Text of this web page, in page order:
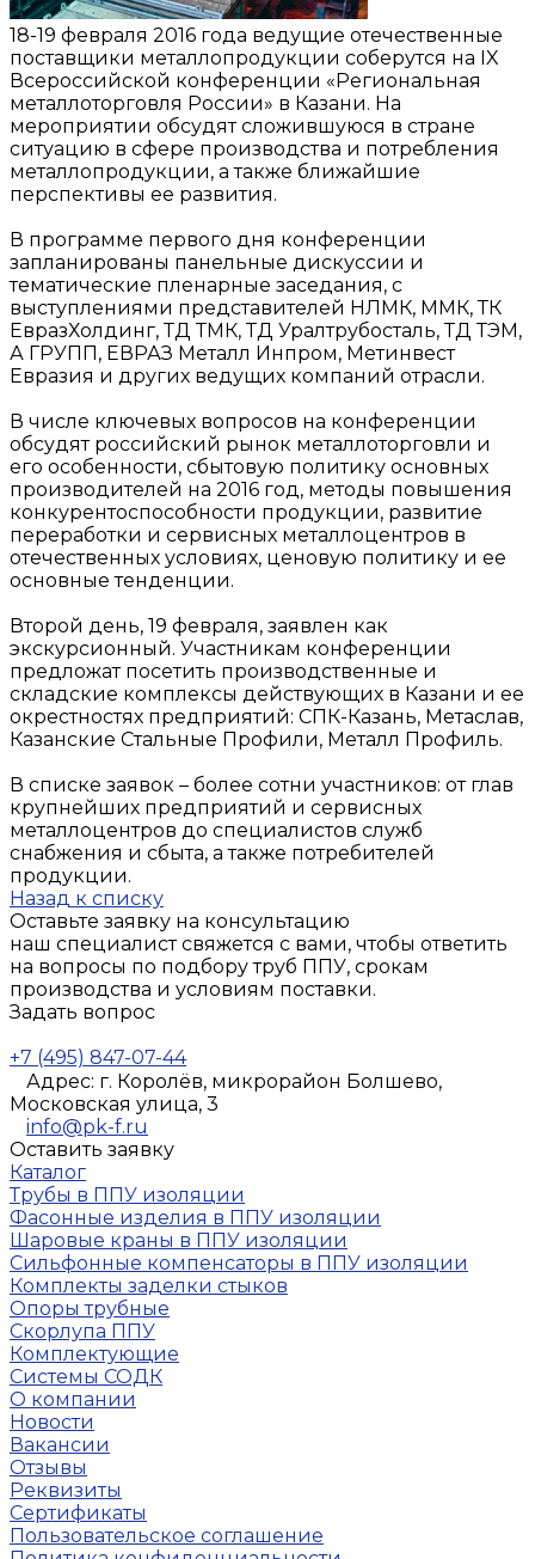
18-19 февраля 2016 года ведущие отечественные
поставщики металлопродукции соберутся на IX
Всероссийской конференции «Региональная
металлоторговля России» в Казани. На
мероприятии обсудят сложившуюся в стране
ситуацию в сфере производства и потребления
металлопродукции, а также ближайшие
перспективы ее развития.
В программе первого дня конференции
запланированы панельные дискуссии и
тематические пленарные заседания, с
выступлениями представителей НЛМК, ММК, ТК
ЕвразХолдинг, ТД ТМК, ТД Уралтрубосталь, ТД ТЭМ,
А ГРУПП, ЕВРАЗ Металл Инпром, Метинвест
Евразия и других ведущих компаний отрасли.
В числе ключевых вопросов на конференции
обсудят российский рынок металлоторговли и
его особенности, сбытовую политику основных
производителей на 2016 год, методы повышения
конкурентоспособности продукции, развитие
переработки и сервисных металлоцентров в
отечественных условиях, ценовую политику и ее
основные тенденции.
Второй день, 19 февраля, заявлен как
экскурсионный. Участникам конференции
предложат посетить производственные и
складские комплексы действующих в Казани и ее
окрестностях предприятий: СПК-Казань, Метаслав,
Казанские Стальные Профили, Металл Профиль.
В списке заявок – более сотни участников: от глав
крупнейших предприятий и сервисных
металлоцентров до специалистов служб
снабжения и сбыта, а также потребителей
продукции.
Назад к списку
Оставьте заявку на консультацию
наш специалист свяжется с вами, чтобы ответить
на вопросы по подбору труб ППУ, срокам
производства и условиям поставки.
Задать вопрос
+7 (495) 847-07-44
Адрес: г. Королёв, микрорайон Болшево,
Московская улица, 3
info@pk-f.ru
Оставить заявку
Каталог
Трубы в ППУ изоляции
Фасонные изделия в ППУ изоляции
Шаровые краны в ППУ изоляции
Сильфонные компенсаторы в ППУ изоляции
Комплекты заделки стыков
Опоры трубные
Скорлупа ППУ
Комплектующие
Системы СОДК
О компании
Новости
Вакансии
Отзывы
Реквизиты
Сертификаты
Пользовательское соглашение